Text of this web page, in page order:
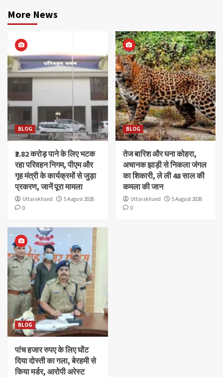
More News
BLOG
₹2.82 करोड़ पाने के लिए भटक
रहा परिवहन निगम, पीएम और
गृह मंत्री के कार्यक्रमों से जुड़ा
प्रकरण, जानें पूरा मामला
Uttarakhand
5 August 2026
0
BLOG
तेज बारिश और घना कोहरा,
अचानक झाड़ी से निकला जंगल
का शिकारी, ले ली 48 साल की
कमला की जान
Uttarakhand
5 August 2026
0
BLOG
पांच हजार रुपए के लिए घोंट
दिया दोस्ती का गला, बेरहमी से
किया मर्डर, आरोपी अरेस्ट